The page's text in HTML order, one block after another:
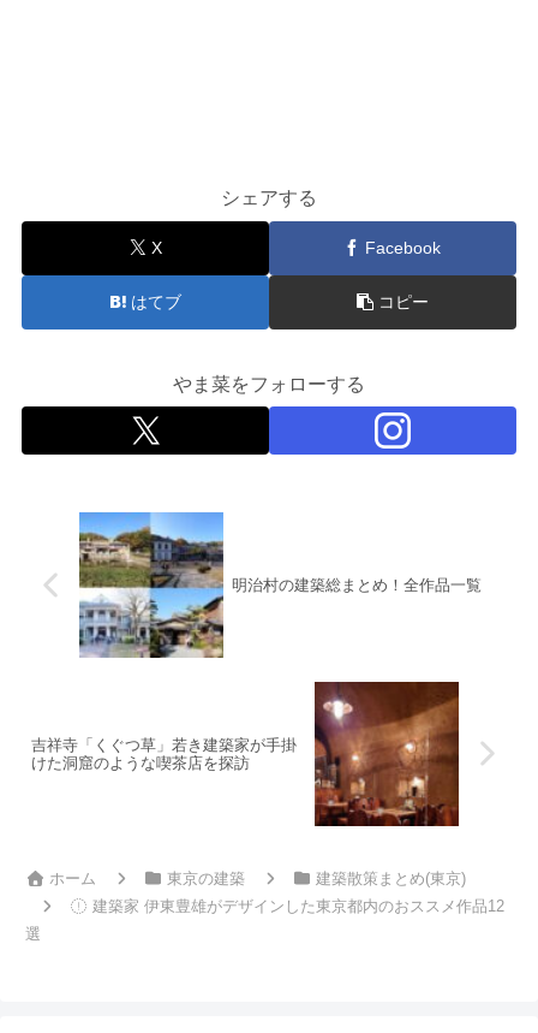
シェアする
X Facebook
はてブ コピー
やま菜をフォローする
明治村の建築総まとめ！全作品一覧
吉祥寺「くぐつ草」若き建築家が手掛
けた洞窟のような喫茶店を探訪
ホーム 東京の建築
建築散策まとめ(東京)
建築家 伊東豊雄がデザインした東京都内のおススメ作品12
選